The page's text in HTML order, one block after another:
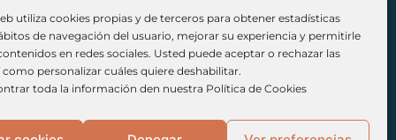
utiliza cookies propias y de terceros para obtener estadísticas
de navegación del usuario, mejorar su experiencia y permitirle
en redes sociales. Usted puede aceptar o rechazar las
como personalizar cuáles quiere deshabilitar.
toda la información den nuestra Política de Cookies
914 38 03 90 | info@fundacionestebanvigil.org